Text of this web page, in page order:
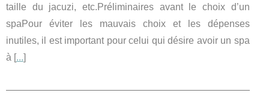
taille du jacuzi, etc.Préliminaires avant le choix d’un
spaPour éviter les mauvais choix et les dépenses
inutiles, il est important pour celui qui désire avoir un spa
à [...]